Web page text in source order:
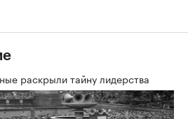
раскрыли тайну лидерства